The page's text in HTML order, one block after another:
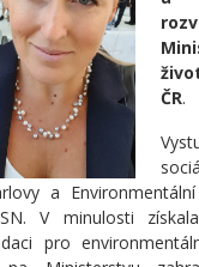
ČR.
a
V minulosti
pro